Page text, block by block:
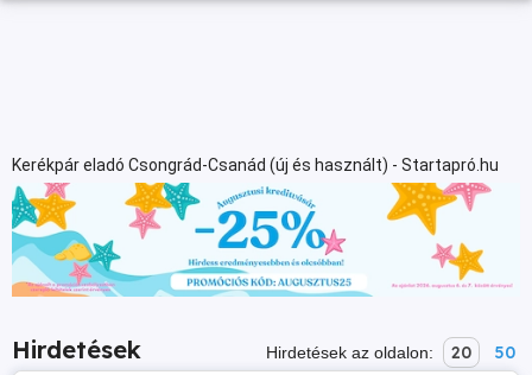
Kerékpár eladó Csongrád-Csanád (új és használt) - Startapró.hu
Hirdetések Hirdetések az oldalon: 20 50